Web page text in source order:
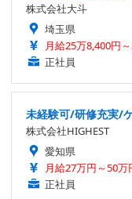
株式会社大斗
埼玉県
月給25万8,400円
正社員
未経験可/研修充実/
株式会社HIGHEST
愛知県
月給27万円～50万
正社員